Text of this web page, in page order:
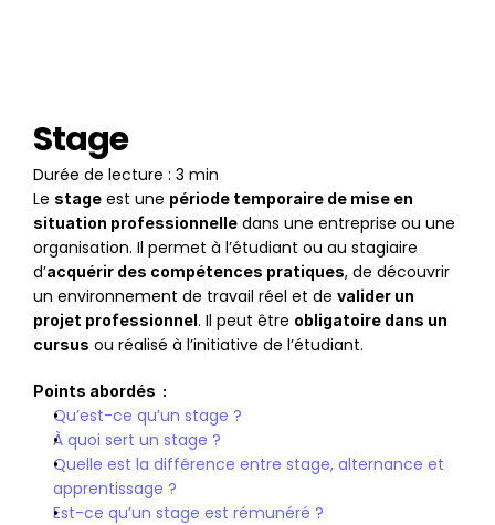
Stage
Durée de lecture : 3 min
Le stage est une période temporaire de mise en
situation professionnelle dans une entreprise ou une
organisation. Il permet à l’étudiant ou au stagiaire
d’acquérir des compétences pratiques, de découvrir
un environnement de travail réel et de valider un
projet professionnel. Il peut être obligatoire dans un
cursus ou réalisé à l’initiative de l’étudiant.
Points abordés  :
Qu’est-ce qu’un stage ?
À quoi sert un stage ?
Quelle est la différence entre stage, alternance et
apprentissage ?
Est-ce qu’un stage est rémunéré ?